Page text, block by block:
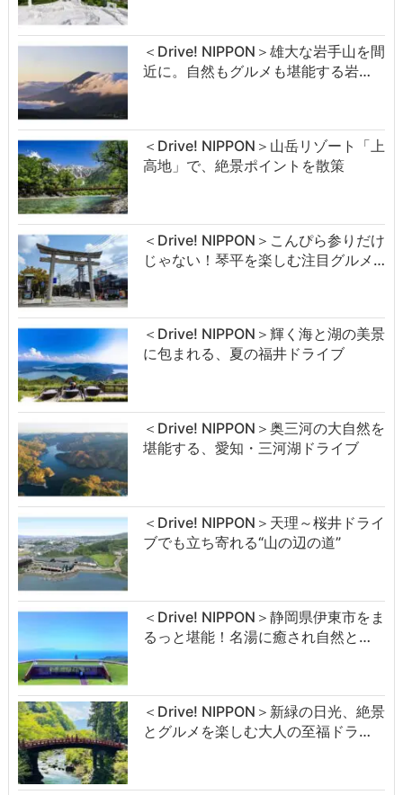
＜Drive! NIPPON＞雄大な岩手山を間
近に。自然もグルメも堪能する岩…
＜Drive! NIPPON＞山岳リゾート「上
高地」で、絶景ポイントを散策
＜Drive! NIPPON＞こんぴら参りだけ
じゃない！琴平を楽しむ注目グルメ…
＜Drive! NIPPON＞輝く海と湖の美景
に包まれる、夏の福井ドライブ
＜Drive! NIPPON＞奥三河の大自然を
堪能する、愛知・三河湖ドライブ
＜Drive! NIPPON＞天理～桜井ドライ
ブでも立ち寄れる“山の辺の道”
＜Drive! NIPPON＞静岡県伊東市をま
るっと堪能！名湯に癒され自然と…
＜Drive! NIPPON＞新緑の日光、絶景
とグルメを楽しむ大人の至福ドラ…